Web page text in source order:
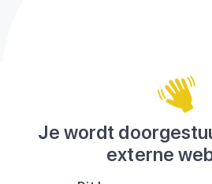
Je wordt
externe